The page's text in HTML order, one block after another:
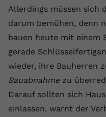
Allerdings müssen sich
darum bemühen, denn
bauen heute mit einem
gerade
wieder, ihre Bauherren
Bauabnahmezu
Darauf sollten sich
einlassen, warnt der
Laufzeit Session
Zweck
Dieses
Einbetten
setzt.
Name CONSENT
Anbieter
Laufzeit 2 Jahre